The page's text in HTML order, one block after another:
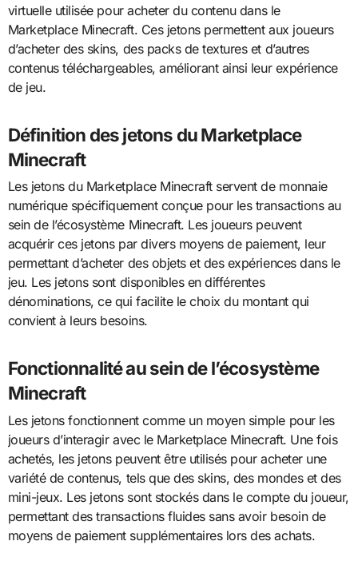
virtuelle utilisée pour acheter du contenu dans le
Marketplace Minecraft. Ces jetons permettent aux joueurs
d’acheter des skins, des packs de textures et d’autres
contenus téléchargeables, améliorant ainsi leur expérience
de jeu.
Définition des jetons du Marketplace
Minecraft
Les jetons du Marketplace Minecraft servent de monnaie
numérique spécifiquement conçue pour les transactions au
sein de l’écosystème Minecraft. Les joueurs peuvent
acquérir ces jetons par divers moyens de paiement, leur
permettant d’acheter des objets et des expériences dans le
jeu. Les jetons sont disponibles en différentes
dénominations, ce qui facilite le choix du montant qui
convient à leurs besoins.
Fonctionnalité au sein de l’écosystème
Minecraft
Les jetons fonctionnent comme un moyen simple pour les
joueurs d’interagir avec le Marketplace Minecraft. Une fois
achetés, les jetons peuvent être utilisés pour acheter une
variété de contenus, tels que des skins, des mondes et des
mini-jeux. Les jetons sont stockés dans le compte du joueur,
permettant des transactions fluides sans avoir besoin de
moyens de paiement supplémentaires lors des achats.